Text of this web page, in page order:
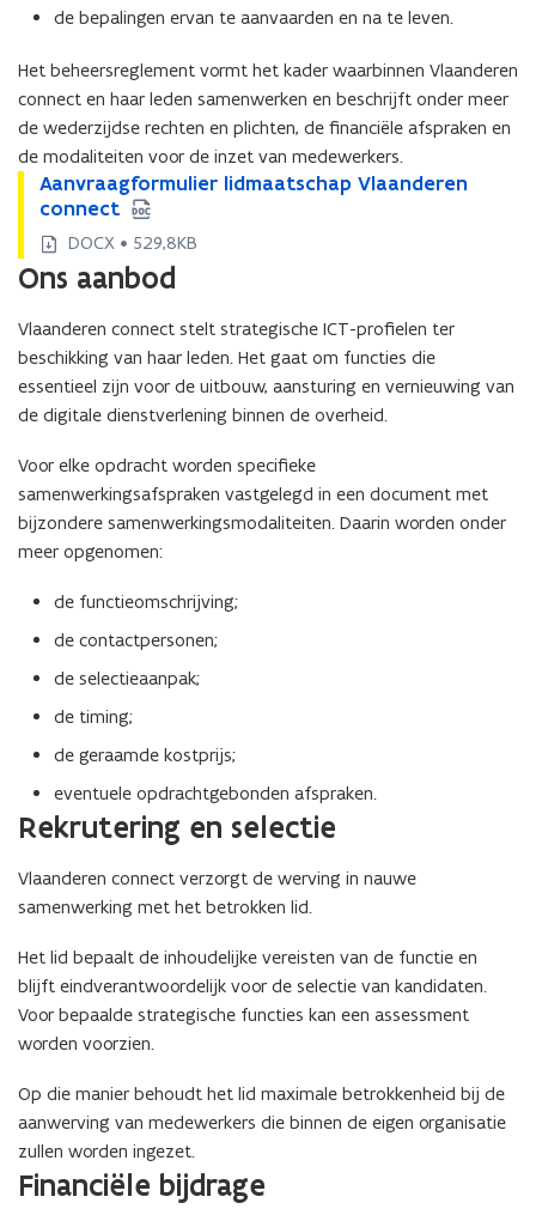
de bepalingen ervan te aanvaarden en na te leven.
Het beheersreglement vormt het kader waarbinnen Vlaanderen
connect en haar leden samenwerken en beschrijft onder meer
de wederzijdse rechten en plichten, de financiële afspraken en
de modaliteiten voor de inzet van medewerkers.
A
a
n
v
r
a
g
f
o
m
i
e
l
i
m
a
t
s
h
p
V
a
a
n
d
r
c
o
Aanvraagformulier lidmaatschap Vlaanderen
connect
A
a
n
v
r
a
g
f
o
m
l
i
e
l
i
m
a
t
s
h
p
V
a
a
n
d
r
n
c
o
DOCX • 529,8KB
Ons aanbod
Vlaanderen connect stelt strategische ICT-profielen ter
beschikking van haar leden. Het gaat om functies die
essentieel zijn voor de uitbouw, aansturing en vernieuwing van
de digitale dienstverlening binnen de overheid.
Voor elke opdracht worden specifieke
samenwerkingsafspraken vastgelegd in een document met
bijzondere samenwerkingsmodaliteiten. Daarin worden onder
meer opgenomen:
de functieomschrijving;
de contactpersonen;
de selectieaanpak;
de timing;
de geraamde kostprijs;
eventuele opdrachtgebonden afspraken.
Rekrutering en selectie
Vlaanderen connect verzorgt de werving in nauwe
samenwerking met het betrokken lid.
Het lid bepaalt de inhoudelijke vereisten van de functie en
blijft eindverantwoordelijk voor de selectie van kandidaten.
Voor bepaalde strategische functies kan een assessment
worden voorzien.
Op die manier behoudt het lid maximale betrokkenheid bij de
aanwerving van medewerkers die binnen de eigen organisatie
zullen worden ingezet.
Financiële bijdrage